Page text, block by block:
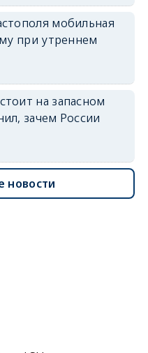
мобильная
при утреннем
на запасном
зачем России
новости